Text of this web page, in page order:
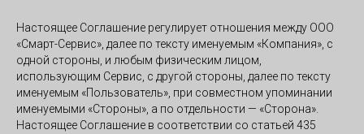
Настоящее Соглашение регулирует отношения между ООО
«Смарт-Сервис», далее по тексту именуемым «Компания», с
одной стороны, и любым физическим лицом,
использующим Сервис, с другой стороны, далее по тексту
именуемым «Пользователь», при совместном упоминании
именуемыми «Стороны», а по отдельности — «Сторона».
Настоящее Соглашение в соответствии со статьей 435